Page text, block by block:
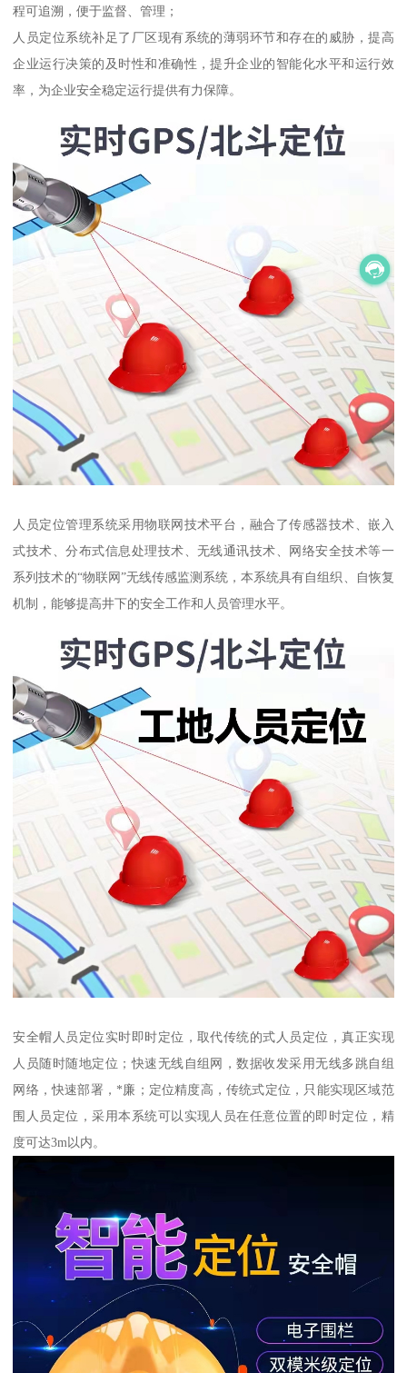
程可追溯，便于监督、管理；
人员定位系统补足了厂区现有系统的薄弱环节和存在的威胁，提高
企业运行决策的及时性和准确性，提升企业的智能化水平和运行效
率，为企业安全稳定运行提供有力保障。
人员定位管理系统采用物联网技术平台，融合了传感器技术、嵌入
式技术、分布式信息处理技术、无线通讯技术、网络安全技术等一
系列技术的“物联网”无线传感监测系统，本系统具有自组织、自恢复
机制，能够提高井下的安全工作和人员管理水平。
安全帽人员定位实时即时定位，取代传统的式人员定位，真正实现
人员随时随地定位；快速无线自组网，数据收发采用无线多跳自组
网络，快速部署，*廉；定位精度高，传统式定位，只能实现区域范
围人员定位，采用本系统可以实现人员在任意位置的即时定位，精
度可达3m以内。